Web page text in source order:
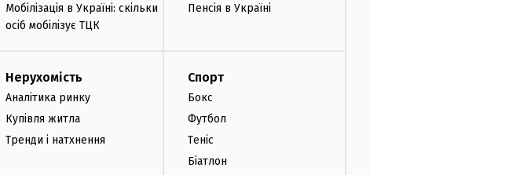
Мобілізація в Україні: скільки
осіб мобілізує ТЦК
Пенсія в Україні
Нерухомість
Аналітика ринку
Купівля житла
Тренди і натхнення
Спорт
Бокс
Футбол
Теніс
Біатлон